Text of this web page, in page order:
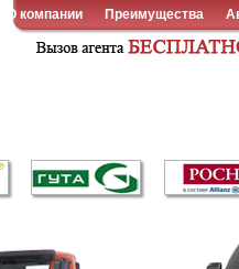
О компании Преимущества